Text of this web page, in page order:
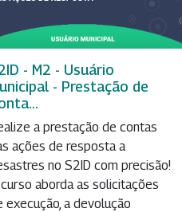
- M2 - Usuário
- Prestação de
a prestação de contas
ações de resposta a
no S2ID com precisão!
aborda as solicitações
execução, a devolução